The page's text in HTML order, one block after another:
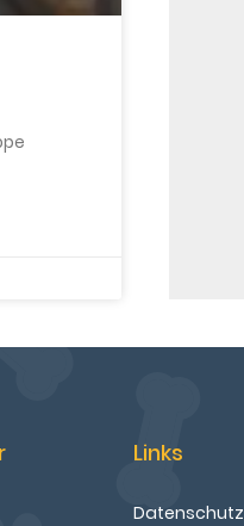
Links
Datenschutz